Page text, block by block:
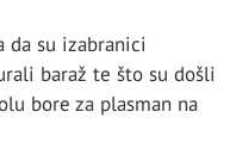
da su izabranici
baraž te što su došli
bore za plasman na